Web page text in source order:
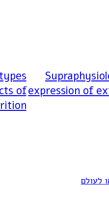
expression of
of
לעולם